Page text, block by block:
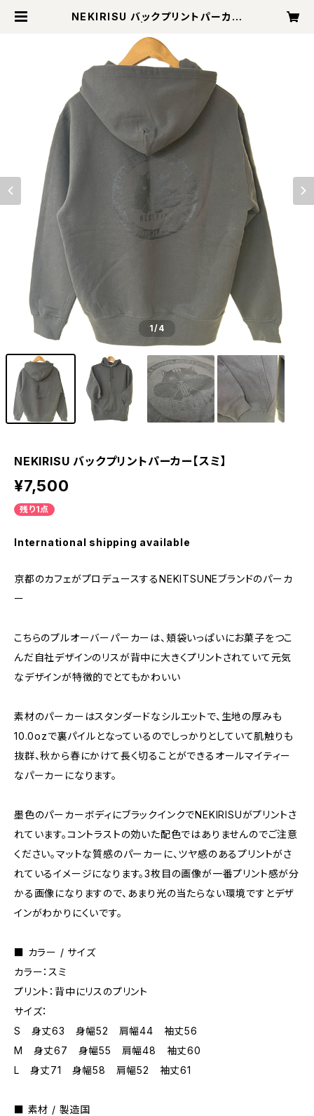
NEKIRISU バックプリントパーカー
1/4
NEKIRISU バックプリントパーカー【スミ】
¥7,500
残り1点
International shipping available
京都のカフェがプロデュースするNEKITSUNEブランドのパーカ
ー
こちらのプルオーバーパーカーは、頬袋いっぱいにお菓子をつこ
んだ自社デザインのリスが背中に大きくプリントされていて元気
なデザインが特徴的でとてもかわいい
素材のパーカーはスタンダードなシルエットで、生地の厚みも
10.0ozで裏パイルとなっているのでしっかりとしていて肌触りも
抜群、秋から春にかけて長く切ることができるオールマイティー
なパーカーになります。
墨色のパーカーボディにブラックインクでNEKIRISUがプリントさ
れています。コントラストの効いた配色ではありませんのでご注意
ください。マットな質感のパーカーに、ツヤ感のあるプリントがさ
れているイメージになります。3枚目の画像が一番プリント感が分
かる画像になりますので、あまり光の当たらない環境ですとデザ
インがわかりにくいです。
■ カラー / サイズ
カラー：スミ
プリント：背中にリスのプリント
サイズ：
S 身丈63 身幅52 肩幅44 袖丈56
M 身丈67 身幅55 肩幅48 袖丈60
L 身丈71 身幅58 肩幅52 袖丈61
■ 素材 / 製造国